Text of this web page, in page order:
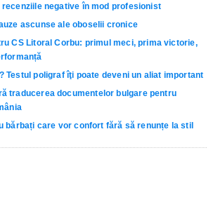
negative în mod profesionist
ascunse ale oboselii cronice
CS Litoral Corbu: primul meci, prima victorie,
Testul poligraf îţi poate deveni un aliat important
traducerea documentelor bulgare pentru
bărbați care vor confort fără să renunțe la stil